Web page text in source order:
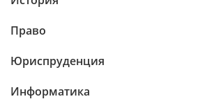
Право
Юриспруденция
Информатика